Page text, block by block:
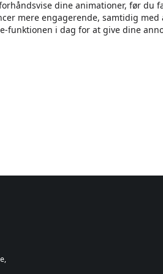
dine animationer, før du
mere engagerende, samtidig
funktionen i dag for at give dine